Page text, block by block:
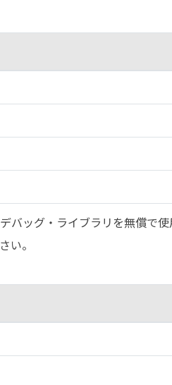
ッグ・ライブラリを無償で使
い。